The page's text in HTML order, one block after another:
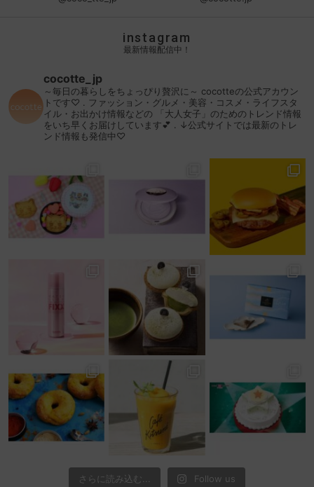
instagram
最新情報配信中！
cocotte_jp
～毎日の暮らしをちょっぴり贅沢に～ cocotteの公式アカウン
トです♡ . ファッション・グルメ・美容・コスメ・ライフスタ
イル・お出かけ情報などの 「大人女子」のためのトレンド情報
をいち早くお届けしています💕 . ↓公式サイトでは最新のトレ
ンド情報も発信中♡
さらに読み込む... Follow us